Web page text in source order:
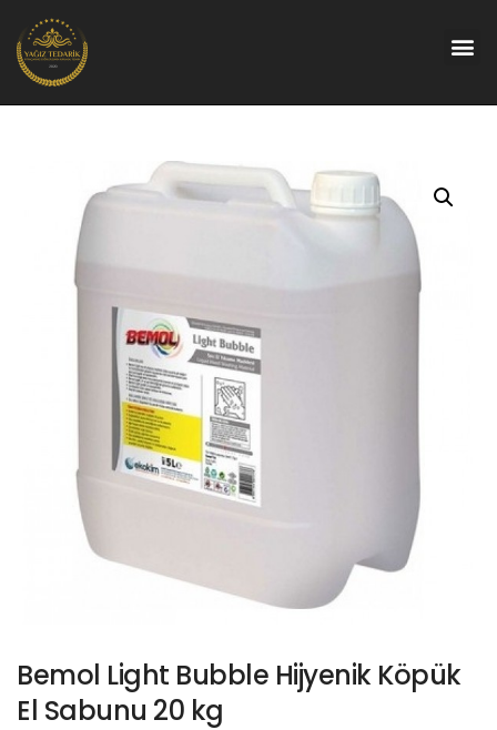
Bemol Light Bubble Hijyenik Köpük
El Sabunu 20 kg